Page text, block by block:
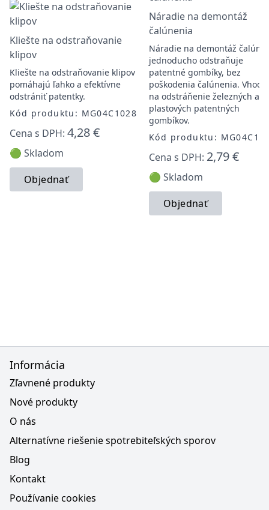
Kliešte na odstraňovanie
klipov
Kliešte na odstraňovanie klipov
pomáhajú ľahko a efektívne
odstrániť patentky.
Kód produktu: MG04C1028
Cena s DPH: 4,28 €
🟢 Skladom
Objednať
Náradie na demontáž
čalúnenia
Náradie na demontáž
jednoducho odstraňuje
patentné gombíky, bez
poškodenia čalúnenia.
na odstráňenie železných a
plastových patentných
gombíkov.
Kód produktu:
Cena s DPH: 2,79 €
🟢 Skladom
Objednať
Informácia
Zľavnené produkty
Nové produkty
O nás
Alternatívne riešenie spotrebiteľských sporov
Blog
Kontakt
Používanie cookies